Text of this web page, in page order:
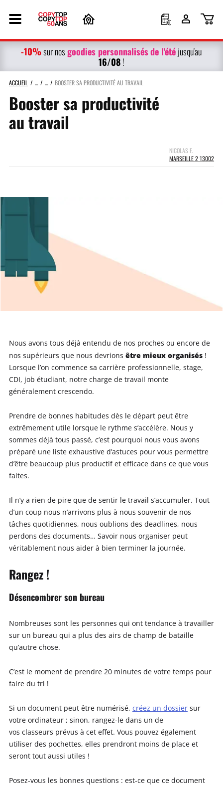
-10%sur nosgoodies personnalisésde l'étéjusqu'au
16/08!
ACCUEIL BOOSTER SA PRODUCTIVITÉ AU TRAVAIL
Booster sa productivité
au travail
NICOLAS F.
MARSEILLE 2 13002
Nous avons tous déjà entendu de nos proches ou encore de
nos supérieurs que nous devrions être mieux organisés!
Lorsque l’on commence sa carrière professionnelle, stage,
CDI, job étudiant, notre charge de travail monte
généralement crescendo.
Prendre de bonnes habitudes dès le départ peut être
extrêmement utile lorsque le rythme s’accélère. Nous y
sommes déjà tous passé, c’est pourquoi nous vous avons
préparé une liste exhaustive d’astuces pour vous permettre
d’être beaucoup plus productif et efficace dans ce que vous
faites.
Il n’y a rien de pire que de sentir le travail s’accumuler. Tout
d’un coup nous n’arrivons plus à nous souvenir de nos
tâches quotidiennes, nous oublions des deadlines, nous
perdons des documents… Savoir nous organiser peut
véritablement nous aider à bien terminer la journée.
Rangez !
Désencombrer son bureau
Nombreuses sont les personnes qui ont tendance à travailler
sur un bureau qui a plus des airs de champ de bataille
qu’autre chose.
C’est le moment de prendre 20 minutes de votre temps pour
faire du tri !
Si un document peut être numérisé, créez un dossiersur
votre ordinateur ; sinon, rangez-le dans un de
vos classeurs prévus à cet effet. Vous pouvez également
utiliser des pochettes, elles prendront moins de place et
seront tout aussi utiles !
Posez-vous les bonnes questions : est-ce que ce document